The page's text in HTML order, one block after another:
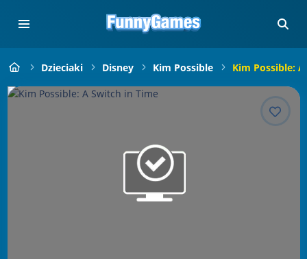
Dzieciaki Disney Kim Possible Kim Possible: